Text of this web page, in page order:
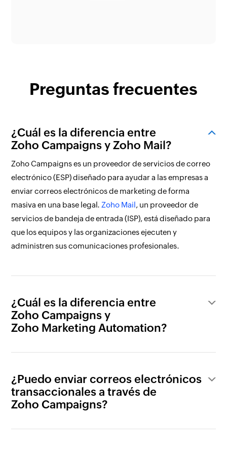
Preguntas frecuentes
¿Cuál es la diferencia entre
Zoho Campaigns y Zoho Mail?
Zoho Campaigns es un proveedor de servicios de correo
electrónico (ESP) diseñado para ayudar a las empresas a
enviar correos electrónicos de marketing de forma
masiva en una base legal. Zoho Mail, un proveedor de
servicios de bandeja de entrada (ISP), está diseñado para
que los equipos y las organizaciones ejecuten y
administren sus comunicaciones profesionales.
¿Cuál es la diferencia entre
Zoho Campaigns y
Zoho Marketing Automation?
¿Puedo enviar correos electrónicos
transaccionales a través de
Zoho Campaigns?